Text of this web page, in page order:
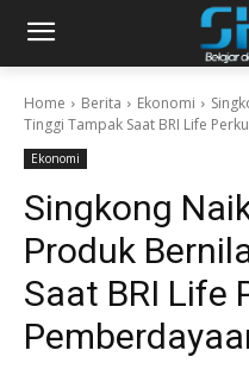
Home Berita Ekonomi
Tinggi Tampak Saat BRI Life
Ekonomi
Singkong
Produk
Saat BRI Life